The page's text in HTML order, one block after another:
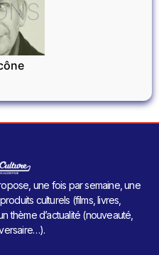
une fois par semaine, une
culturels (films, livres,
thème d’actualité (nouveauté,